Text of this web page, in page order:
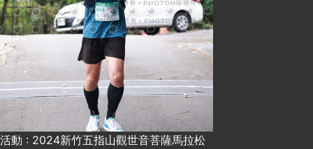
活動 : 2024新竹五指山觀世音菩薩馬拉松